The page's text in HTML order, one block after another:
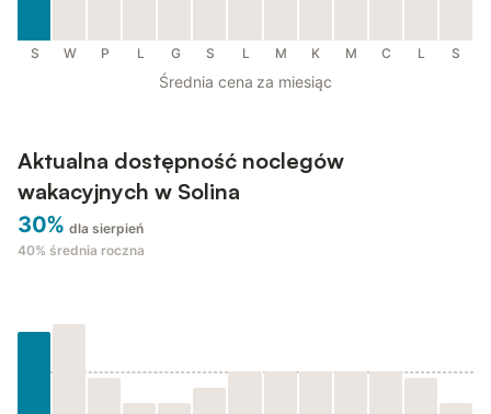
S W P L G S L M K M C L S
Średnia cena za miesiąc
Aktualna dostępność noclegów
wakacyjnych w Solina
30% dla sierpień
40% średnia roczna